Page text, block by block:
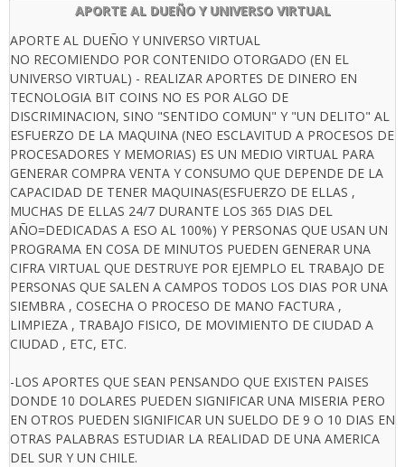
APORTE AL DUEÑO Y UNIVERSO VIRTUAL
APORTE AL DUEÑO Y UNIVERSO VIRTUAL
NO RECOMIENDO POR CONTENIDO OTORGADO (EN EL
UNIVERSO VIRTUAL) - REALIZAR APORTES DE DINERO EN
TECNOLOGIA BIT COINS NO ES POR ALGO DE
DISCRIMINACION, SINO "SENTIDO COMUN" Y "UN DELITO" AL
ESFUERZO DE LA MAQUINA (NEO ESCLAVITUD A PROCESOS DE
PROCESADORES Y MEMORIAS) ES UN MEDIO VIRTUAL PARA
GENERAR COMPRA VENTA Y CONSUMO QUE DEPENDE DE LA
CAPACIDAD DE TENER MAQUINAS(ESFUERZO DE ELLAS ,
MUCHAS DE ELLAS 24/7 DURANTE LOS 365 DIAS DEL
AÑO=DEDICADAS A ESO AL 100%) Y PERSONAS QUE USAN UN
PROGRAMA EN COSA DE MINUTOS PUEDEN GENERAR UNA
CIFRA VIRTUAL QUE DESTRUYE POR EJEMPLO EL TRABAJO DE
PERSONAS QUE SALEN A CAMPOS TODOS LOS DIAS POR UNA
SIEMBRA , COSECHA O PROCESO DE MANO FACTURA ,
LIMPIEZA , TRABAJO FISICO, DE MOVIMIENTO DE CIUDAD A
CIUDAD , ETC, ETC.
-LOS APORTES QUE SEAN PENSANDO QUE EXISTEN PAISES
DONDE 10 DOLARES PUEDEN SIGNIFICAR UNA MISERIA PERO
EN OTROS PUEDEN SIGNIFICAR UN SUELDO DE 9 O 10 DIAS EN
OTRAS PALABRAS ESTUDIAR LA REALIDAD DE UNA AMERICA
DEL SUR Y UN CHILE.